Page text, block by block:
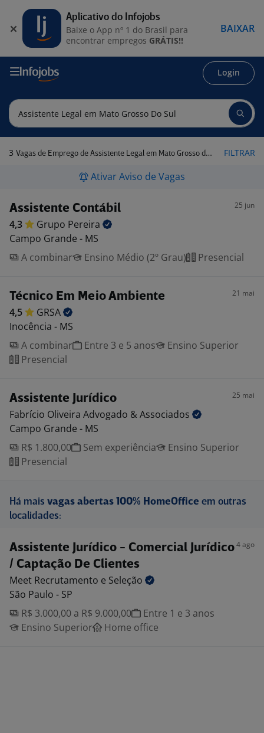
Login
3 Vagas de Emprego de Assistente Legal em Mato Grosso do Sul FILTRAR
Ativar Aviso de Vagas
Assistente Contábil 25 jun
4,3 Grupo Pereira
Campo Grande - MS
A combinar
Ensino Médio (2º Grau) Presencial
Técnico Em Meio Ambiente 21 mai
4,5
GRSA
Inocência - MS
A combinar
Entre 3 e 5 anos
Ensino Superior
Presencial
Assistente Jurídico 25 mai
Fabrício Oliveira Advogado & Associados
Campo Grande - MS
R$ 1.800,00
Sem experiência
Ensino Superior
Presencial
Há mais vagas abertas 100% HomeOffice em outras
localidades:
Assistente Jurídico - Comercial Jurídico
/ Captação De Clientes
4 ago
Meet Recrutamento e Seleção
São Paulo - SP
R$ 3.000,00 a R$ 9.000,00
Entre 1 e 3 anos
Ensino Superior
Home office
Aplicativo do Infojobs
Baixe o App nº 1 do Brasil para
encontrar empregos GRÁTIS!!
BAIXAR